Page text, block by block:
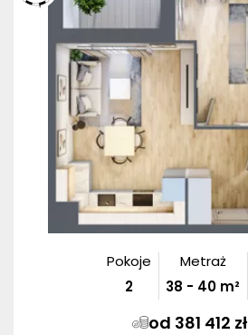
Pokoje
2
Metraż
38 - 40 m²
od 381 412 zł